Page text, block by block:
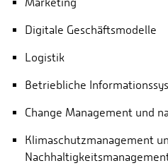
Digitale Geschäftsmodelle
Logistik
Betriebliche
Change Management und
Klimaschutzmanagement